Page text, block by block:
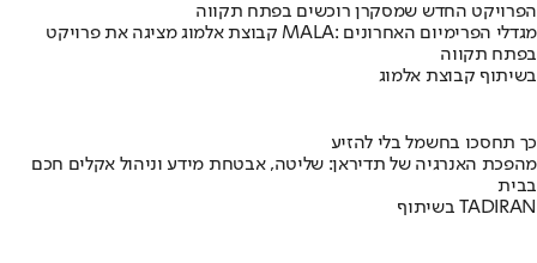
הפרויקט החדש שמסקרן רוכשים בפתח תקווה
קבוצת אלמוג מציגה את פרויקט MALA: מגדלי הפרימיום האחרונים
בפתח תקווה
בשיתוף קבוצת אלמוג
כך תחסכו בחשמל בלי להזיע
מהפכת האנרגיה של תדיראן: שליטה, אבטחת מידע וניהול אקלים חכם
בבית
בשיתוף TADIRAN